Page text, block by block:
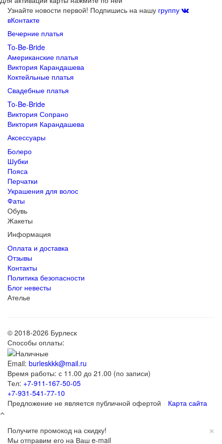
Узнайте новости первой! Подпишись на нашу группу
вКонтакте
Вечерние платья
To-Be-Bride
Американские платья
Виктория Карандашева
Коктейльные платья
Свадебные платья
To-Be-Bride
Виктория Сопрано
Виктория Карандашева
Аксессуары
Болеро
Шубки
Пояса
Перчатки
Украшения для волос
Фаты
Обувь
Жакеты
Информация
Оплата и доставка
Отзывы
Контакты
Политика безопасности
Блог невесты
Ателье
© 2018-2026 Бурлеск
Способы оплаты:
Email: burleskkk@mail.ru
Время работы: с 11.00 до 21.00 (по записи)
Тел: +7-911-167-50-05
+7-931-541-77-10
Предложение не является публичной офертой
Карта сайта
×
Получите промокод на скидку!
Мы отправим его на Ваш e-mail